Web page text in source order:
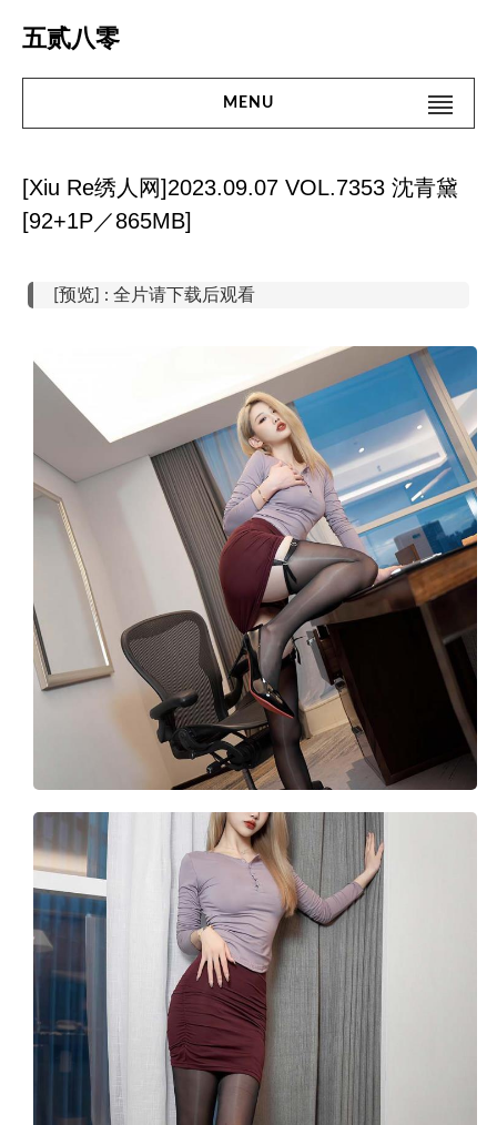
五贰八零
MENU
for:
精品
微密圈
内购俬拍
影像
韩合辑
资源合辑
网站导航
登录
注册
**注册必看**
[Xiu Re绣人网]2023.09.07 VOL.7353 沈青黛
[92+1P／865MB]
[预览] : 全片请下载后观看